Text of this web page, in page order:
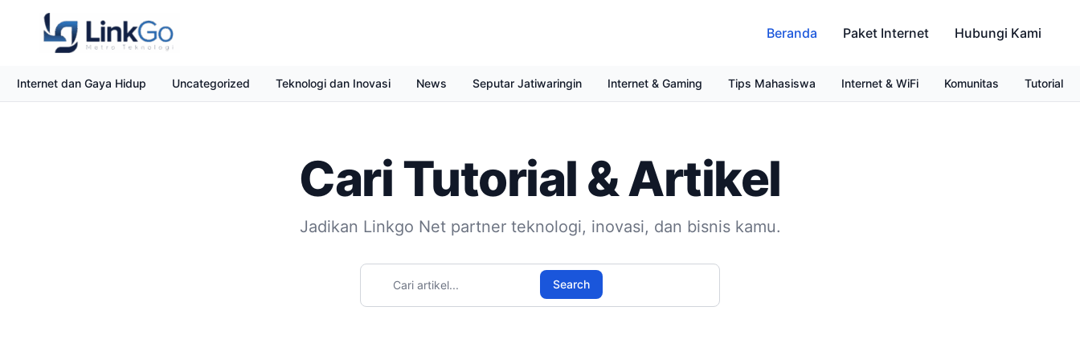
Beranda Paket Internet Hubungi Kami
Internet dan Gaya Hidup Uncategorized Teknologi dan Inovasi News Seputar Jatiwaringin Internet & Gaming Tips Mahasiswa Internet & WiFi Komunitas Tutorial
Cari Tutorial & Artikel
Jadikan Linkgo Net partner teknologi, inovasi, dan bisnis kamu.
Cari artikel
Search